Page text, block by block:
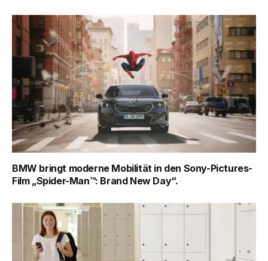
BMW bringt moderne Mobilität in den Sony-Pictures-
Film „Spider-Man™: Brand New Day“.